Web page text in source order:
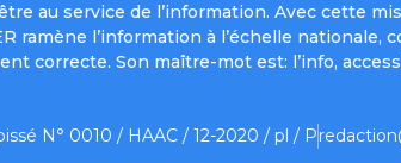
au service de l’information. Avec cette
ramène l’information à l’échelle
correcte. Son maître-mot est: l’info,
N° 0010 / HAAC / 12-2020 / pl / P